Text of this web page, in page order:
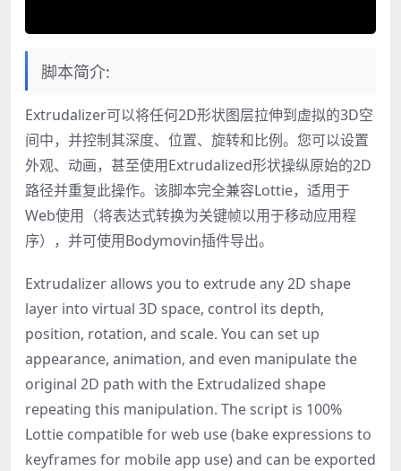
脚本简介:
Extrudalizer可以将任何2D形状图层拉伸到虚拟的3D空
间中，并控制其深度、位置、旋转和比例。您可以设置
外观、动画，甚至使用Extrudalized形状操纵原始的2D
路径并重复此操作。该脚本完全兼容Lottie，适用于
Web使用（将表达式转换为关键帧以用于移动应用程
序），并可使用Bodymovin插件导出。
Extrudalizer allows you to extrude any 2D shape
layer into virtual 3D space, control its depth,
position, rotation, and scale. You can set up
appearance, animation, and even manipulate the
original 2D path with the Extrudalized shape
repeating this manipulation. The script is 100%
Lottie compatible for web use (bake expressions to
keyframes for mobile app use) and can be exported